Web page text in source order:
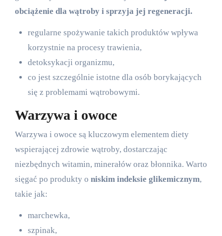
obciążenie dla wątroby i sprzyja jej regeneracji.
regularne spożywanie takich produktów wpływa
korzystnie na procesy trawienia,
detoksykacji organizmu,
co jest szczególnie istotne dla osób borykających
się z problemami wątrobowymi.
Warzywa i owoce
Warzywa i owoce są kluczowym elementem diety
wspierającej zdrowie wątroby, dostarczając
niezbędnych witamin, minerałów oraz błonnika. Warto
sięgać po produkty o niskim indeksie glikemicznym,
takie jak:
marchewka,
szpinak,